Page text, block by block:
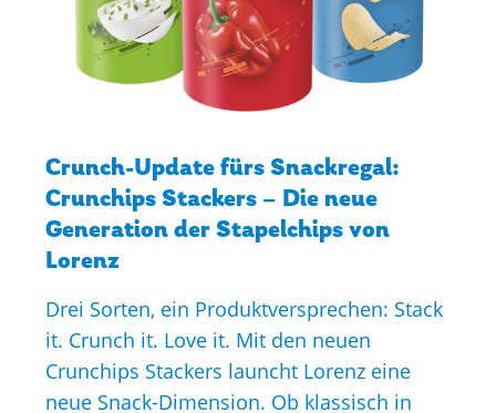
Crunch-Update fürs Snackregal:
Crunchips Stackers – Die neue
Generation der Stapelchips von
Lorenz
Drei Sorten, ein Produktversprechen: Stack
it. Crunch it. Love it. Mit den neuen
Crunchips Stackers launcht Lorenz eine
neue Snack-Dimension. Ob klassisch in